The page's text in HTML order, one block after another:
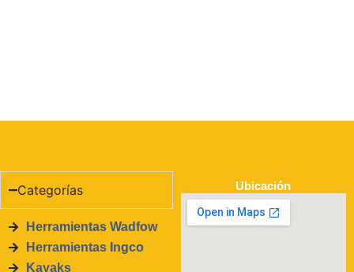
Categorías
Herramientas Wadfow
Herramientas Ingco
Kayaks
Ubicación